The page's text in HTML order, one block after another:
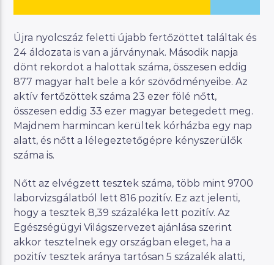
Manna FM
Újra nyolcszáz feletti újabb fertőzöttet találtak és
24 áldozata is van a járványnak. Második napja
dönt rekordot a halottak száma, összesen eddig
877 magyar halt bele a kór szövődményeibe. Az
aktív fertőzöttek száma 23 ezer fölé nőtt,
összesen eddig 33 ezer magyar betegedett meg.
Majdnem harmincan kerültek kórházba egy nap
alatt, és nőtt a lélegeztetőgépre kényszerülők
száma is.
Nőtt az elvégzett tesztek száma, több mint 9700
laborvizsgálatból lett 816 pozitív. Ez azt jelenti,
hogy a tesztek 8,39 százaléka lett pozitív. Az
Egészségügyi Világszervezet ajánlása szerint
akkor tesztelnek egy országban eleget, ha a
pozitív tesztek aránya tartósan 5 százalék alatti,